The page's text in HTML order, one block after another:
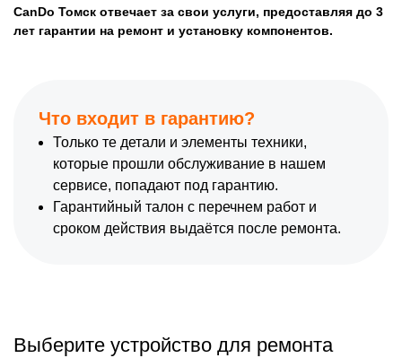
CanDo Томск отвечает за свои услуги, предоставляя до 3
лет гарантии на ремонт и установку компонентов.
Что входит в гарантию?
Только те детали и элементы техники,
которые прошли обслуживание в нашем
сервисе, попадают под гарантию.
Гарантийный талон с перечнем работ и
сроком действия выдаётся после ремонта.
Выберите устройство для ремонта